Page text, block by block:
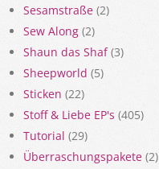
Sesamstraße (2)
Sew Along (2)
Shaun das Shaf(3)
Sheepworld (5)
Sticken (22)
Stoff & Liebe EP's (405)
Tutorial (29)
Überraschungspakete (2)